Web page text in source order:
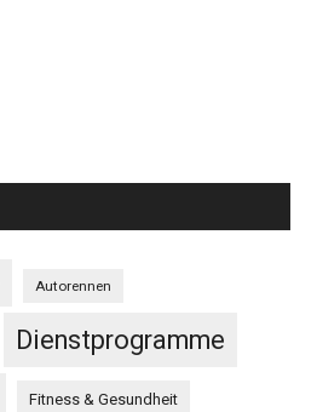
Autorennen
Dienstprogramme
Fitness & Gesundheit